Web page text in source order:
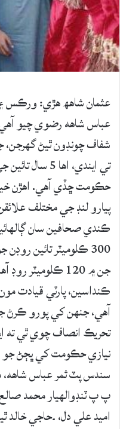
عباس شاهه رضوي چيو
شفاف چونڊون ٿيڻ
تي ايندي، اها
حڪومت ڇڏي آھي. اهڙن
پيارو لنڊ جي مختلف
ڪندي صحافين سان
300 ڪلوميٽر تائين
جن ۾ 120
ڪنداسين، پارٽي قيادت
آهي، جنهن کي پورو
تحريڪ انصاف چوي ٿي ته
نيازي حڪومت کي ڀڄڻ جو
سندس پٽ ثمر عباس شاھه،
پ پ ٽنڊوالهيار محمد
اميد علي دل، ۔حاجي خالد